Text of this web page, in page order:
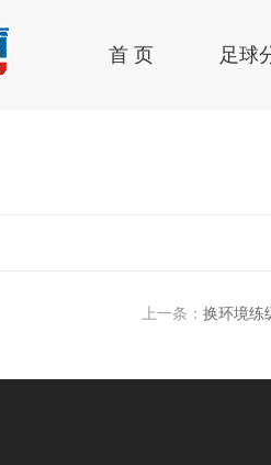
首 页 足球
上一条： 换环境练